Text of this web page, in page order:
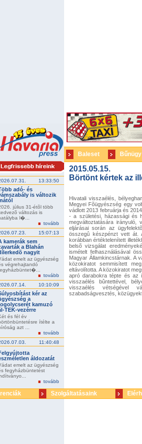
13:33:50
adó- és
is változik
július 31-étõl több
változás is
l�...
tovább
15:07:13
kamerák sem
a Blahán
nagyit
emelt az ügyészség
végrehajtandó
tovább
10:10:09
kér az
a
kamuzó
TEK-vezérre
és fél év
ítélte a
azt ...
tovább
11:40:48
áldozatát
emelt az ügyészség
fegyházbüntetést
tovább
Baleset Bűnügy
2015.05.15.
Börtönt kértek az
Hivatali visszaélés,
Megyei Fõügyészség egy
vádlott 2013 februárja és
- a születési, házassági és
megváltoztatására irányuló,
eljárásai során az
összegû készpénzt vett át.
korábban értéktelenített
belsõ vizsgálat
ismételt felhasználásával
Magyar Államkincstárnak. A
közokiratot semmisített
eltávolította. A közokiratot
apró darabokra tépte és az
visszaélés bûntettével,
visszaélés vétségével
szabadságvesztés,
Szolgáltatásaink